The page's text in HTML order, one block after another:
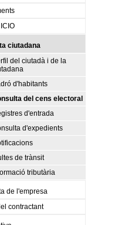
ciutadana
del ciutadà i de la
d'habitants
del cens electoral
d'entrada
d'expedients
de trànsit
tributària
de l'empresa
contractant